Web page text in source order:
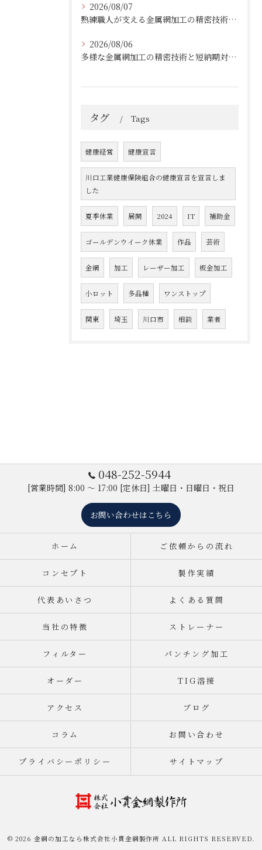
2026/08/07
熟練職人が支える金属網加工の精密技術と柔軟対応
2026/08/06
多様な金属網加工の精密技術と短納期対応の実例
タグ Tags
健康経営 健康宣言
川口工業健康保険組合の健康宣言を宣言しま
した
夏季休業 展開 2024 IT 補助金
ゴールデンウイーク休業 作品 芸術
金網 加工 レーザー加工 板金加工
小ロット 多品種 ワンストップ
関東 埼玉 川口市 相談 業者
048-252-5944
[営業時間] 8:00 ～ 17:00 [定休日] 土曜日・日曜日・祝日
お問い合わせはこちら
ホーム ご依頼からの流れ
コンセプト 製作実績
代表あいさつ よくある質問
当社の特徴 ストレーナー
フィルター パンチング加工
オーダー TIG溶接
アクセス ブログ
コラム お問い合わせ
プライバシーポリシー サイトマップ
© 2026 金網の加工なら株式会社小貫金網製作所 ALL RIGHTS RESERVED.